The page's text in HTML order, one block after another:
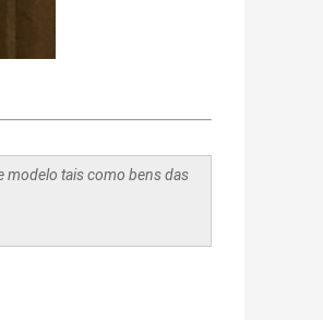
modelo tais como bens das